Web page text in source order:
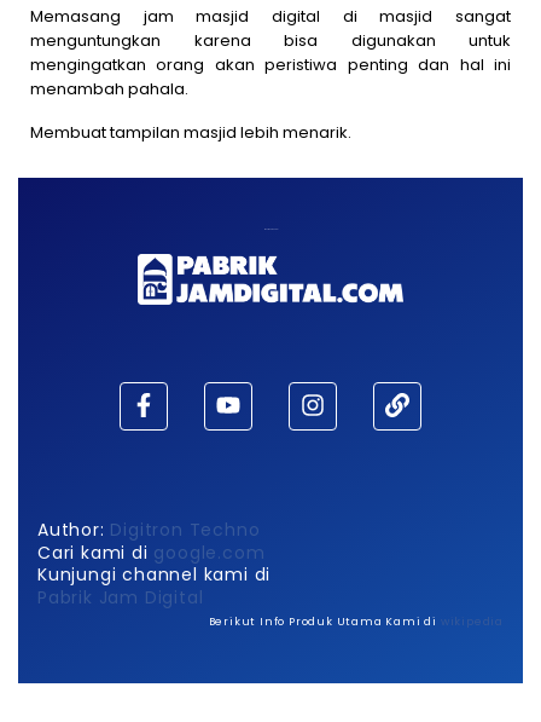
Memasang jam masjid digital di masjid sangat
menguntungkan karena bisa digunakan untuk
mengingatkan orang akan peristiwa penting dan hal ini
menambah pahala.
Membuat tampilan masjid lebih menarik.
Author: Digitron Techno
Cari kami di google.com
Kunjungi channel kami di
Pabrik Jam Digital
Berikut Info Produk Utama Kami di wikipedia